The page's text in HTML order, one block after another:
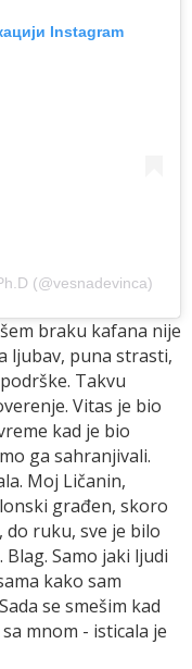
Instagram
(@vesnadevinca)
braku kafana nije
ljubav, puna strasti,
Takvu
Vitas je bio
kad je bio
ga sahranjivali.
Moj Ličanin,
građen, skoro
do ruku, sve je bilo
Samo jaki ljudi
kako sam
se smešim kad
mnom - isticala je